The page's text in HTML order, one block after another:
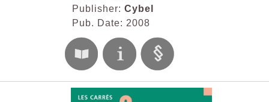
Publisher: Cybel
Pub. Date: 2008